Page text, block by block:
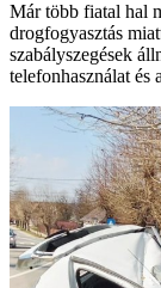
Már több fiatal hal
drogfogyasztás
szabályszegések
telefonhasználat és